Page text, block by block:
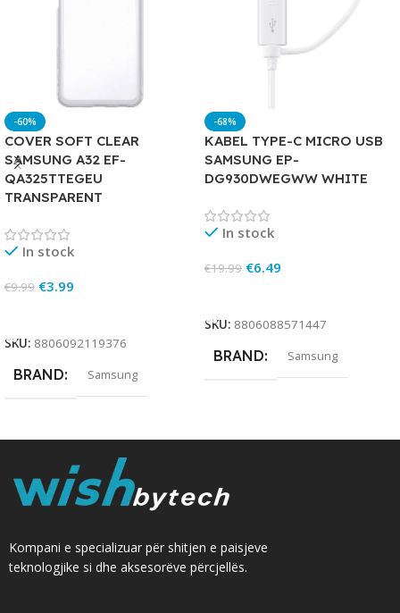
-60%
COVER SOFT CLEAR
SAMSUNG A32 EF-
QA325TTEGEU
TRANSPARENT
In stock
€9.99 €3.99
SKU: 8806092119376
BRAND Samsung
-68%
KABEL TYPE-C MICRO USB
SAMSUNG EP-
DG930DWEGWW WHITE
In stock
€19.99 €6.49
SKU: 8806088571447
BRAND Samsung
Kompani e specializuar për shitjen e paisjeve
teknologjike si dhe aksesorëve përcjellës.